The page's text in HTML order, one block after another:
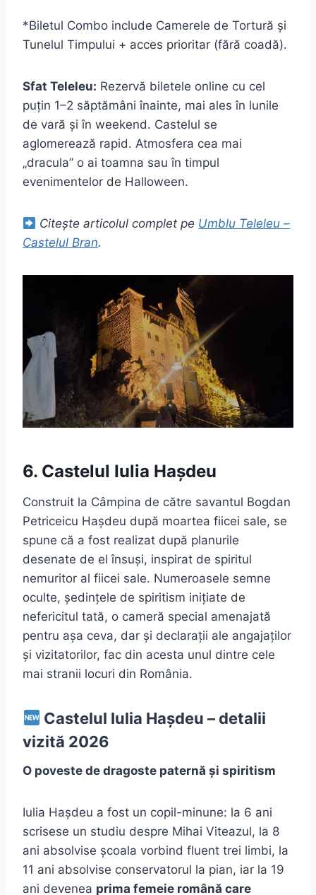
*Biletul Combo include Camerele de Tortură și
Tunelul Timpului + acces prioritar (fără coadă).
Sfat Teleleu: Rezervă biletele online cu cel
puțin 1–2 săptămâni înainte, mai ales în lunile
de vară și în weekend. Castelul se
aglomerează rapid. Atmosfera cea mai
„dracula” o ai toamna sau în timpul
evenimentelor de Halloween.
Citește articolul complet pe Umblu Teleleu –
Castelul Bran.
6. Castelul Iulia Hașdeu
Construit la Câmpina de către savantul Bogdan
Petriceicu Hașdeu după moartea fiicei sale, se
spune că a fost realizat după planurile
desenate de el însuși, inspirat de spiritul
nemuritor al fiicei sale. Numeroasele semne
oculte, ședințele de spiritism inițiate de
nefericitul tată, o cameră special amenajată
pentru așa ceva, dar și declarații ale angajaților
și vizitatorilor, fac din acesta unul dintre cele
mai stranii locuri din România.
Castelul Iulia Hașdeu – detalii
vizită 2026
O poveste de dragoste paternă și spiritism
Iulia Hașdeu a fost un copil-minune: la 6 ani
scrisese un studiu despre Mihai Viteazul, la 8
ani absolvise școala vorbind fluent trei limbi, la
11 ani absolvise conservatorul la pian, iar la 19
ani devenea prima femeie română care